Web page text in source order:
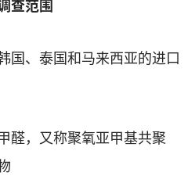
查范围
、泰国和马来西亚的进口
，又称聚氧亚甲基共聚